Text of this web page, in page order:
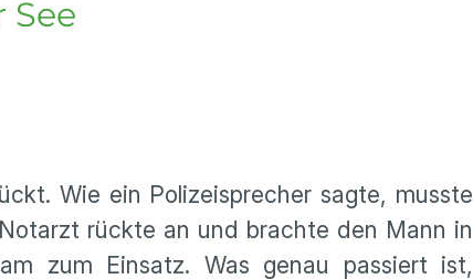
Wie ein Polizeisprecher sagte, musste
rückte an und brachte den Mann in
zum Einsatz. Was genau passiert ist,